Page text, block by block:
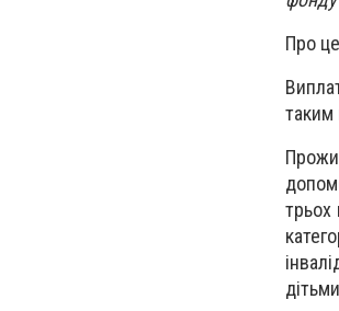
Про це
таким
трьох